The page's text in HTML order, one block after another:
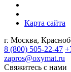
Карта сайта
г. Москва,
8 (800) 505-22-47
zapros@oxymat.ru
Свяжитесь с нами